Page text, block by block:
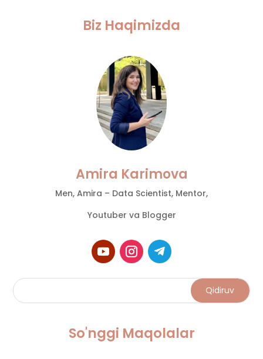
Biz Haqimizda
Amira Karimova
Men, Amira – Data Scientist, Mentor,
Youtuber va Blogger
So'nggi Maqolalar